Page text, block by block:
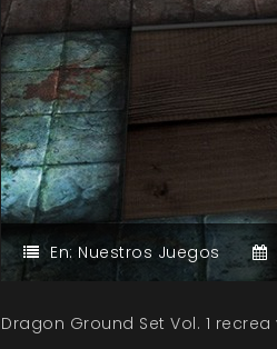
En: Nuestros Juegos
Dragon Ground Set Vol. 1